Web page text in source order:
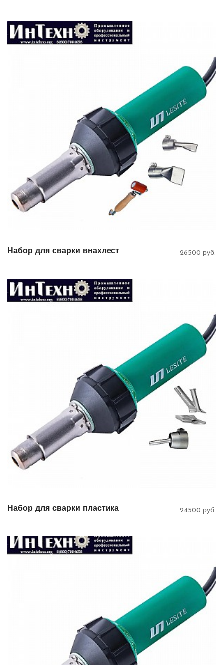
Набор для сварки внахлест 26500 руб.
Набор для сварки пластика 24500 руб.